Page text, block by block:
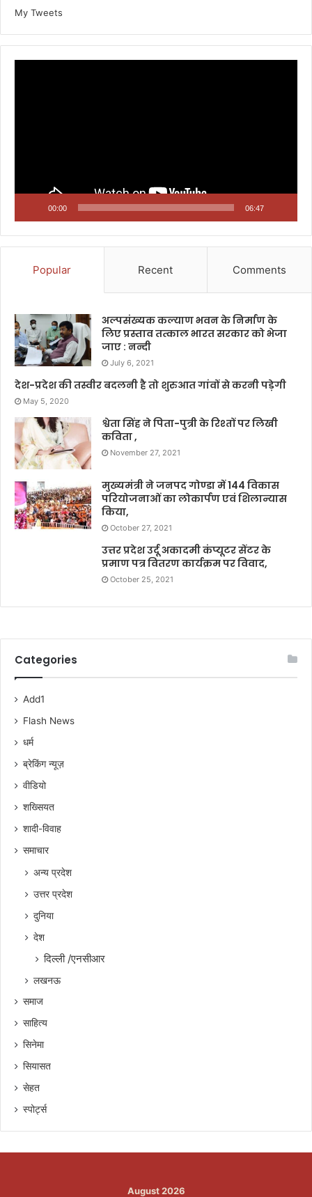
My Tweets
00:00 06:47
Popular Recent Comments
अल्पसंख्यक कल्याण भवन के निर्माण के
लिए प्रस्ताव तत्काल भारत सरकार को भेजा
जाए : नन्दी
July 6, 2021
देश-प्रदेश की तस्वीर बदलनी है तो शुरुआत गांवों से करनी पड़ेगी
May 5, 2020
श्वेता सिंह ने पिता-पुत्री के रिश्तों पर लिखी
कविता ,
November 27, 2021
मुख्यमंत्री ने जनपद गोण्डा में 144 विकास
परियोजनाओं का लोकार्पण एवं शिलान्यास
किया,
October 27, 2021
उत्तर प्रदेश उर्दू अकादमी कंप्यूटर सेंटर के
प्रमाण पत्र वितरण कार्यक्रम पर विवाद,
October 25, 2021
Categories
Add1
Flash News
धर्म
ब्रेकिंग न्यूज़
वीडियो
शख्सियत
शादी-विवाह
समाचार
अन्य प्रदेश
उत्तर प्रदेश
दुनिया
देश
दिल्ली /एनसीआर
लखनऊ
समाज
साहित्य
सिनेमा
सियासत
सेहत
स्पोर्ट्स
August 2026